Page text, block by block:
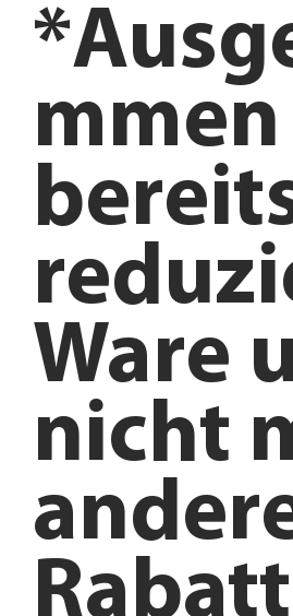
mmen
Ware
nicht